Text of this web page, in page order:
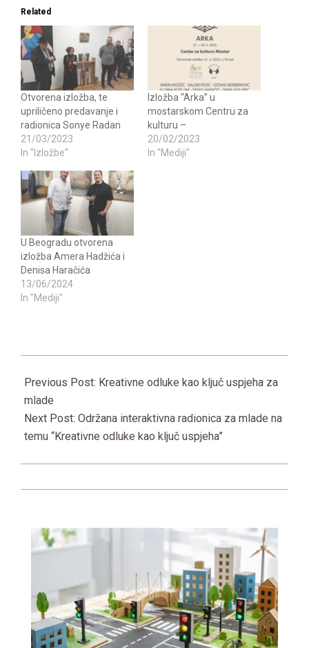
Related
Otvorena izložba, te
upriličeno predavanje i
radionica Sonye Radan
21/03/2023
In "Izložbe"
Izložba “Arka” u
mostarskom Centru za
kulturu –
20/02/2023
In "Mediji"
U Beogradu otvorena
izložba Amera Hadžića i
Denisa Haračića
13/06/2024
In "Mediji"
06-
08
Previous Post: Kreativne odluke kao ključ uspjeha za
mlade
Next Post: Održana interaktivna radionica za mlade na
temu “Kreativne odluke kao ključ uspjeha”